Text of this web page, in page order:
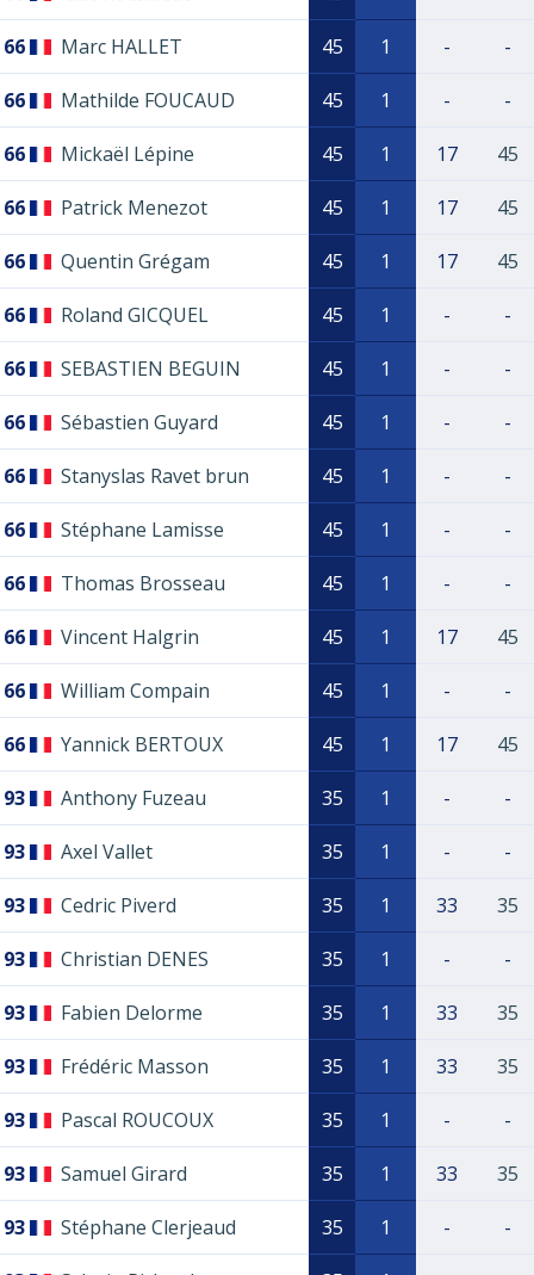
66 Marc HALLET 45 1 - -
66 Mathilde FOUCAUD 45 1 - -
66 Mickaël Lépine 45 1 17 45
66 Patrick Menezot 45 1 17 45
66 Quentin Grégam 45 1 17 45
66 Roland GICQUEL 45 1 - -
66 SEBASTIEN BEGUIN 45 1 - -
66 Sébastien Guyard 45 1 - -
66 Stanyslas Ravet brun 45 1 - -
66 Stéphane Lamisse 45 1 - -
66 Thomas Brosseau 45 1 - -
66 Vincent Halgrin 45 1 17 45
66 William Compain 45 1 - -
66 Yannick BERTOUX 45 1 17 45
93 Anthony Fuzeau 35 1 - -
93 Axel Vallet 35 1 - -
93 Cedric Piverd 35 1 33 35
93 Christian DENES 35 1 - -
93 Fabien Delorme 35 1 33 35
93 Frédéric Masson 35 1 33 35
93 Pascal ROUCOUX 35 1 - -
93 Samuel Girard 35 1 33 35
93 Stéphane Clerjeaud 35 1 - -